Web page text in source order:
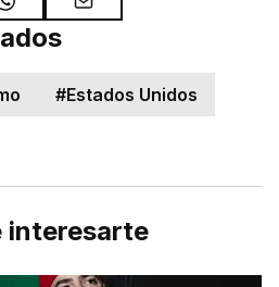
#Estados Unidos
interesarte